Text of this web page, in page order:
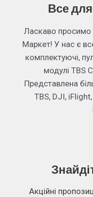
Все для
Ласкаво просимо
Маркет! У нас є
комплектуючі,
модулі TBS
Представлена
TBS, DJI,
Акційні